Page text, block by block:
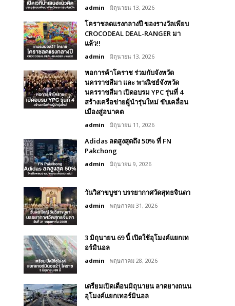
admin มิถุนายน 13, 2026
โคราชลดแรงกลางปี ของรางวัลเพียบ
CROCODEAL DEAL-RANGER มา
แล้ว!!
admin มิถุนายน 13, 2026
หอการค้าโคราช ร่วมกับจังหวัด
นครราชสีมา และ พาณิชย์จังหวัด
นครราชสีมา เปิดอบรม YPC รุ่นที่ 4
สร้างเครือข่ายผู้นำรุ่นใหม่ ขับเคลื่อน
เมืองสู่อนาคต
admin มิถุนายน 11, 2026
Adidas ลดสูงสุดถึง 50% ที่ FN
Pakchong
admin มิถุนายน 9, 2026
วันวิสาขบูชา บรรยากาศวัดสุทธจินดา
admin พฤษภาคม 31, 2026
3 มิถุนายน 69 นี้ เปิดใช้อุโมงค์แยกเท
อร์มินอล
admin พฤษภาคม 28, 2026
เตรียมเปิดเดือนมิถุนายน ลาดยางถนน
อุโมงค์แยกเทอร์มินอล